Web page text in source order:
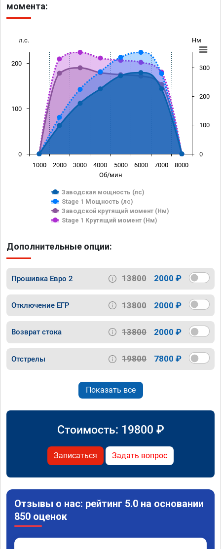
момента:
Об/мин
л.с. Нм
Заводская мощность (лс)
Stage 1 Мощность (лс)
Заводской крутящий момент (Нм)
Stage 1 Крутящий момент (Нм)
1000 2000 3000 4000 5000 6000 7000 8000
0
100
200
0
100
200
300
Дополнительные опции:
Прошивка Евро 2 13800 2000 ₽
Отключение ЕГР 13800 2000 ₽
Возврат стока 13800 2000 ₽
Отстрелы 19800 7800 ₽
Показать все
Стоимость: 19800 ₽
Записаться Задать вопрос
Отзывы о нас: рейтинг 5.0 на основании
850 оценок